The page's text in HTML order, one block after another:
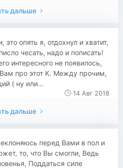
дальше
опять я, отдохнул и хватит,
чесать, надо и пописать!
интересного не появилось,
про этот К. Между прочим,
( ну или...
14 Авг 2018
дальше
перед Вами в пол и
то, что Вы смогли, Ведь
Поддаться силе